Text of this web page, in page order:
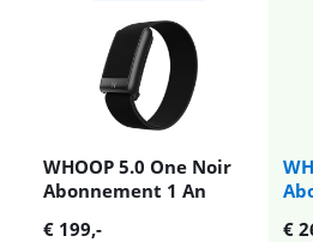
WHOOP 5.0 One Noir
Abonnement 1 An
€ 199,- €